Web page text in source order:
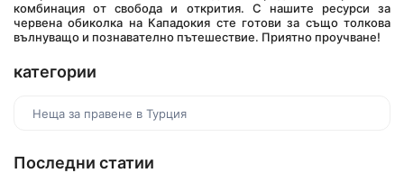
комбинация от свобода и открития. С нашите ресурси за
червена обиколка на Кападокия сте готови за също толкова
вълнуващо и познавателно пътешествие. Приятно проучване!
категории
Неща за правене в Турция
Последни статии